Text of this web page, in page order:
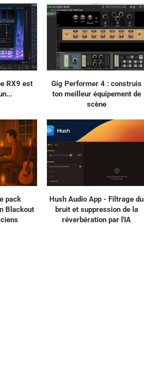
RX9 est
Gig Performer 4 : construis
ton meilleur équipement de
scène
pack
Blackout
Hush Audio App - Filtrage du
bruit et suppression de la
réverbération par l'IA